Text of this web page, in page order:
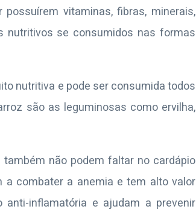
vitaminas, fibras, minerais,
nutritivos se consumidos nas formas
nutritiva e pode ser consumida todos
são as leguminosas como ervilha,
não podem faltar no cardápio
a combater a anemia e tem alto valor
inflamatória e ajudam a prevenir